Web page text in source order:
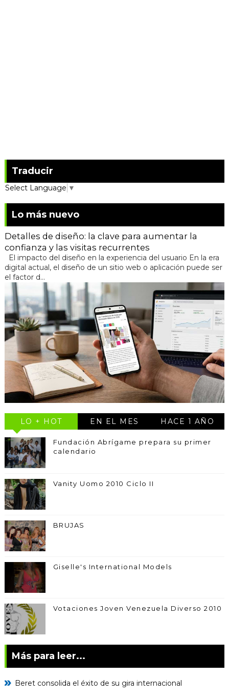
Traducir
Select Language ▼
Lo más nuevo
Detalles de diseño: la clave para aumentar la
confianza y las visitas recurrentes
El impacto del diseño en la experiencia del usuario En la era
digital actual, el diseño de un sitio web o aplicación puede ser
el factor d...
LO + HOT EN EL MES HACE 1 AÑO
Fundación Abrígame prepara su primer
calendario
Vanity Uomo 2010 Ciclo II
BRUJAS
Giselle's International Models
Votaciones Joven Venezuela Diverso 2010
Más para leer...
Beret consolida el éxito de su gira internacional